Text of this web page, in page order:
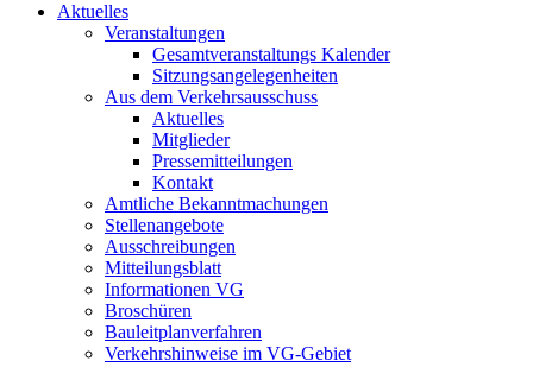
Aktuelles
Veranstaltungen
Gesamtveranstaltungs Kalender
Sitzungsangelegenheiten
Aus dem Verkehrsausschuss
Aktuelles
Mitglieder
Pressemitteilungen
Kontakt
Amtliche Bekanntmachungen
Stellenangebote
Ausschreibungen
Mitteilungsblatt
Informationen VG
Broschüren
Bauleitplanverfahren
Verkehrshinweise im VG-Gebiet